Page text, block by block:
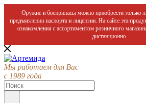
Оружие и боеприпасы можно приобрести только
предъявлении паспорта и лицензии. На сайте эта
ознакомления с ассортиментом розничного
дистанционно.
Мы работаем для Вас
с 1989 года